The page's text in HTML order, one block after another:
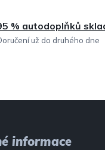
% autodoplňků
už do druhého dne
informace